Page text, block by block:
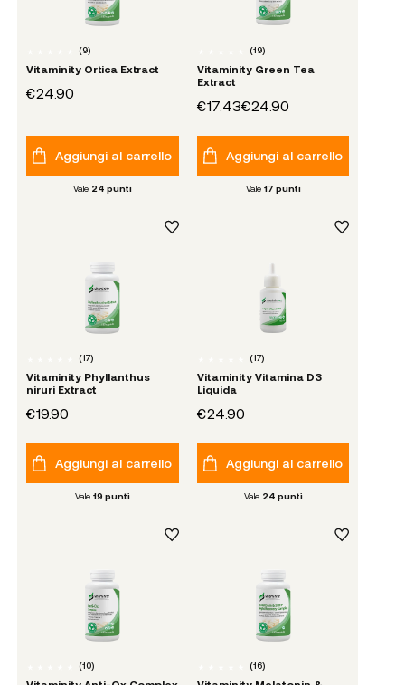
(9)
Vitaminity Ortica Extract
€24.90
Aggiungi al carrello
Vale 24 punti
(19)
Vitaminity Green Tea
Extract
€17.43€24.90
Aggiungi al carrello
Vale 17 punti
(17)
Vitaminity Phyllanthus
niruri Extract
€19.90
Aggiungi al carrello
Vale 19 punti
(17)
Vitaminity Vitamina D3
Liquida
€24.90
Aggiungi al carrello
Vale 24 punti
(10) (16)